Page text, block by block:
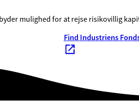
mulighed for at rejse risikovillig
Find Industriens